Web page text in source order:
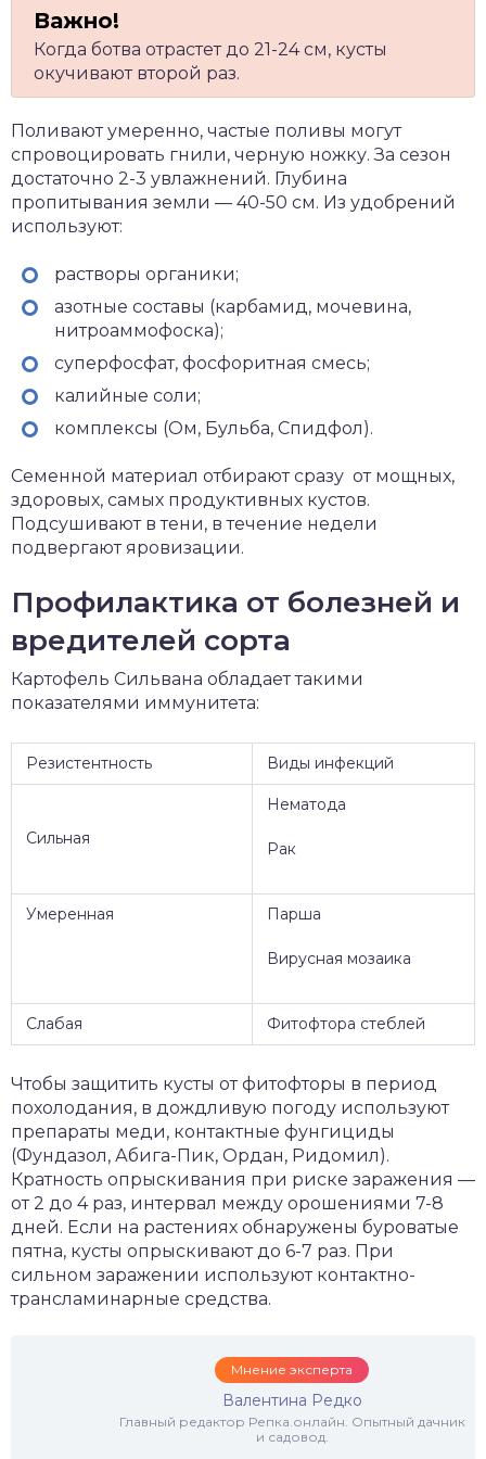
Когда ботва отрастет до 21-24 см, кусты
окучивают второй раз.
Поливают умеренно, частые поливы могут
спровоцировать гнили, черную ножку. За сезон
достаточно 2-3 увлажнений. Глубина
пропитывания земли — 40-50 см. Из удобрений
используют:
растворы органики;
азотные составы (карбамид, мочевина,
нитроаммофоска);
суперфосфат, фосфоритная смесь;
калийные соли;
комплексы (Ом, Бульба, Спидфол).
Семенной материал отбирают сразу от мощных,
здоровых, самых продуктивных кустов.
Подсушивают в тени, в течение недели
подвергают яровизации.
Профилактика от болезней и
вредителей сорта
Картофель Сильвана обладает такими
показателями иммунитета:
Резистентность Виды инфекций
Сильная
Нематода
Рак
Умеренная Парша
Вирусная мозаика
Слабая Фитофтора стеблей
Чтобы защитить кусты от фитофторы в период
похолодания, в дождливую погоду используют
препараты меди, контактные фунгициды
(Фундазол, Абига-Пик, Ордан, Ридомил).
Кратность опрыскивания при риске заражения —
от 2 до 4 раз, интервал между орошениями 7-8
дней. Если на растениях обнаружены буроватые
пятна, кусты опрыскивают до 6-7 раз. При
сильном заражении используют контактно-
трансламинарные средства.
Мнение эксперта
Валентина Редко
Главный редактор Репка.онлайн. Опытный дачник
и садовод.